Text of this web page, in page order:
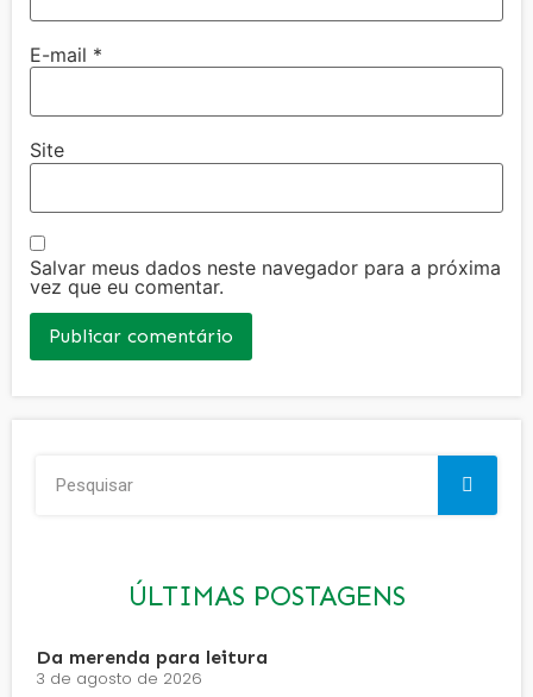
E-mail *
Site
Salvar meus dados neste navegador para a próxima
vez que eu comentar.
ÚLTIMAS POSTAGENS
Da merenda para leitura
3 de agosto de 2026